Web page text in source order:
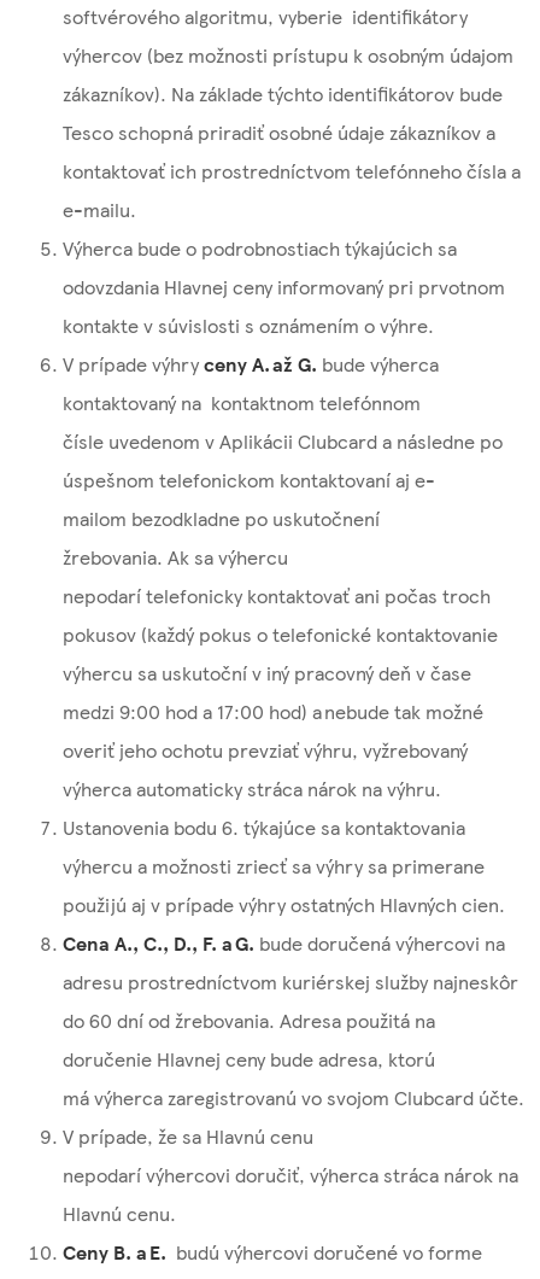
softvérového algoritmu, vyberie identifikátory
výhercov (bez možnosti prístupu k osobným údajom
zákazníkov). Na základe týchto identifikátorov bude
Tesco schopná priradiť osobné údaje zákazníkov a
kontaktovať ich prostredníctvom telefónneho čísla a
e-mailu.
Výherca bude o podrobnostiach týkajúcich sa
odovzdania Hlavnej ceny informovaný pri prvotnom
kontakte v súvislosti s oznámením o výhre.
V prípade výhryceny A. až G. bude výherca
kontaktovaný na kontaktnom telefónnom
čísle uvedenom v Aplikácii Clubcard a následne po
úspešnom telefonickom kontaktovaní aj e-
mailom bezodkladne po uskutočnení
žrebovania. Ak sa výhercu
nepodarí telefonicky kontaktovať ani počas troch
pokusov (každý pokus o telefonické kontaktovanie
výhercu sa uskutoční v iný pracovný deň v čase
medzi 9:00 hod a 17:00 hod) a nebude tak možné
overiť jeho ochotu prevziať výhru, vyžrebovaný
výherca automaticky stráca nárok na výhru.
Ustanovenia bodu 6. týkajúce sa kontaktovania
výhercu a možnosti zriecť sa výhry sa primerane
použijú aj v prípade výhry ostatných Hlavných cien.
Cena A., C., D., F. a G. bude doručená výhercovi na
adresu prostredníctvom kuriérskej služby najneskôr
do 60 dní od žrebovania. Adresa použitá na
doručenie Hlavnej ceny bude adresa, ktorú
má výherca zaregistrovanú vo svojom Clubcard účte.
V prípade, že sa Hlavnú cenu
nepodarí výhercovi doručiť, výherca stráca nárok na
Hlavnú cenu.
Ceny B. a E. budú výhercovi doručené vo forme